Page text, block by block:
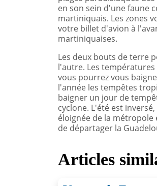
en son sein d'une faune
martiniquais. Les zones
votre billet d'avion à
martiniquaises.
Les deux bouts de terre
l'autre. Les
vous pourrez vous
l'année les tempêtes
baigner un jour de
cyclone. L'été est
éloignée de la
de départager la
Articles